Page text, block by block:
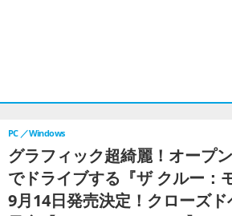
グラフィック超綺麗！オープ
でドライブする『ザ クルー：
9月14日発売決定！クローズ
PC Windows